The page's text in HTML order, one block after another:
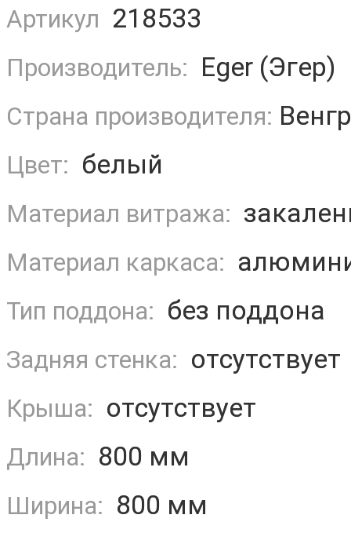
Артикул 218533
Производитель: Eger (Эгер)
Страна производителя:
Цвет: белый
Материал витража:
Материал каркаса:
Тип поддона: без поддона
Задняя стенка: отсутствует
Крыша: отсутствует
Длина: 800 мм
Ширина: 800 мм